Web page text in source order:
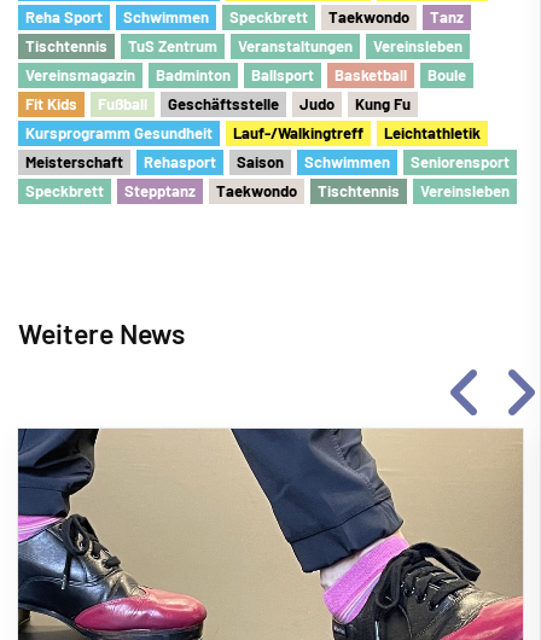
Reha Sport
Schwimmen Speckbrett Taekwondo
Tanz
Tischtennis
TuS Zentrum Veranstaltungen
Vereinsleben
Vereinsmagazin
Badminton Ballsport Basketball
Boule
Fit Kids
Fußball Geschäftsstelle Judo
Kung Fu
Kursprogramm Gesundheit
Lauf-/Walkingtreff
Leichtathletik
Meisterschaft
Rehasport Saison Schwimmen
Seniorensport
Speckbrett
Stepptanz Taekwondo Tischtennis Vereinsleben
Weitere News